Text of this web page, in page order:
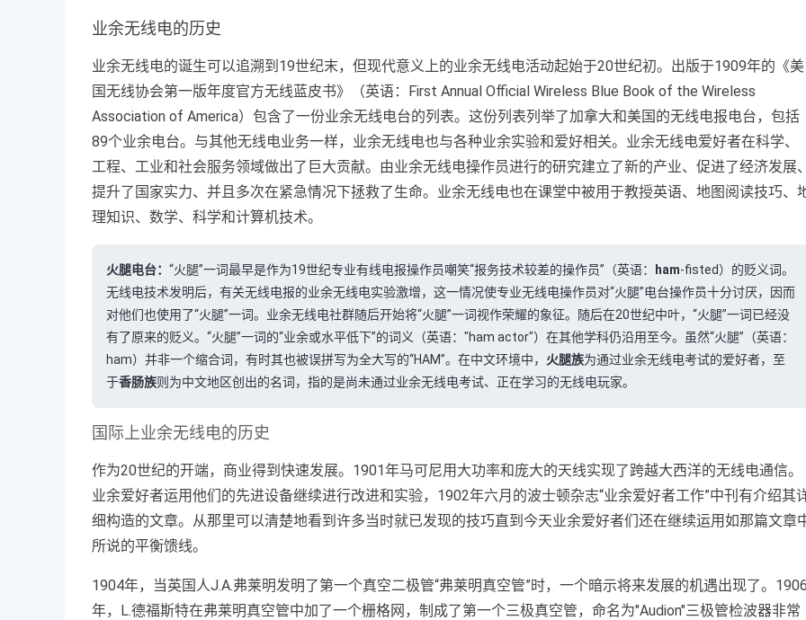
业余无线电的历史
业余无线电的诞生可以追溯到19世纪末，但现代意义上的业余无线电活动起始于20世纪初。出版于1909年的《美
国无线协会第一版年度官方无线蓝皮书》（英语： First Annual Official Wireless Blue Book of the Wireless
Association of America）包含了一份业余无线电台的列表。这份列表列举了加拿大和美国的无线电报电台，包括
89个业余电台。与其他无线电业务一样，业余无线电也与各种业余实验和爱好相关。业余无线电爱好者在科学、
工程、工业和社会服务领域做出了巨大贡献。由业余无线电操作员进行的研究建立了新的产业、促进了经济发展、
提升了国家实力、并且多次在紧急情况下拯救了生命。业余无线电也在课堂中被用于教授英语、地图阅读技巧、
理知识、数学、科学和计算机技术。
火腿电台： “火腿”一词最早是作为19世纪专业有线电报操作员嘲笑“报务技术较差的操作员”（英语： ham-fisted）的贬义词。
无线电技术发明后，有关无线电报的业余无线电实验激增，这一情况使专业无线电操作员对“火腿”电台操作员十分讨厌，因而
对他们也使用了“火腿”一词。业余无线电社群随后开始将“火腿”一词视作荣耀的象征。随后在20世纪中叶，“火腿”一词已经没
有了原来的贬义。“火腿”一词的“业余或水平低下”的词义（英语："ham actor"）在其他学科仍沿用至今。虽然“火腿”（英语：
ham）并非一个缩合词，有时其也被误拼写为全大写的“HAM”。在中文环境中， 火腿族为通过业余无线电考试的爱好者，至
于香肠族则为中文地区创出的名词，指的是尚未通过业余无线电考试、正在学习的无线电玩家。
国际上业余无线电的历史
作为20世纪的开端，商业得到快速发展。1901年马可尼用大功率和庞大的天线实现了跨越大西洋的无线电通信。
业余爱好者运用他们的先进设备继续进行改进和实验，1902年六月的波士顿杂志“业余爱好者工作”中刊有介绍其
细构造的文章。从那里可以清楚地看到许多当时就已发现的技巧直到今天业余爱好者们还在继续运用如那篇文章
所说的平衡馈线。
1904年，当英国人J.A.弗莱明发明了第一个真空二极管“弗莱明真空管”时，一个暗示将来发展的机遇出现了。1906
年，L.德福斯特在弗莱明真空管中加了一个栅格网，制成了第一个三极真空管，命名为"Audion"三极管检波器非常